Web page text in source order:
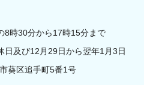
8時30分から17時15分まで
日及び12月29日から翌年1月3日
葵区追手町5番1号